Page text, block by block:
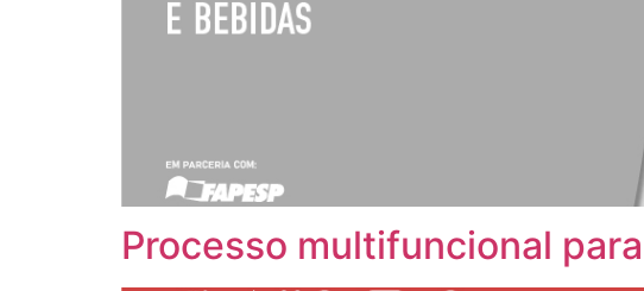
Processo multifuncional